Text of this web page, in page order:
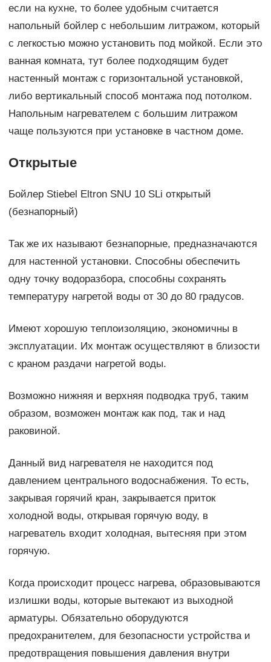
если на кухне, то более удобным считается
напольный бойлер с небольшим литражом, который
с легкостью можно установить под мойкой. Если это
ванная комната, тут более подходящим будет
настенный монтаж с горизонтальной установкой,
либо вертикальный способ монтажа под потолком.
Напольным нагревателем с большим литражом
чаще пользуются при установке в частном доме.
Открытые
Бойлер Stiebel Eltron SNU 10 SLi открытый
(безнапорный)
Так же их называют безнапорные, предназначаются
для настенной установки. Способны обеспечить
одну точку водоразбора, способны сохранять
температуру нагретой воды от 30 до 80 градусов.
Имеют хорошую теплоизоляцию, экономичны в
эксплуатации. Их монтаж осуществляют в близости
с краном раздачи нагретой воды.
Возможно нижняя и верхняя подводка труб, таким
образом, возможен монтаж как под, так и над
раковиной.
Данный вид нагревателя не находится под
давлением центрального водоснабжения. То есть,
закрывая горячий кран, закрывается приток
холодной воды, открывая горячую воду, в
нагреватель входит холодная, вытесняя при этом
горячую.
Когда происходит процесс нагрева, образовываются
излишки воды, которые вытекают из выходной
арматуры. Обязательно оборудуются
предохранителем, для безопасности устройства и
предотвращения повышения давления внутри